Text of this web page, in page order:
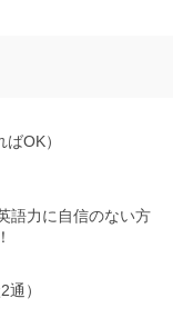
OK）
語力に自信のない方
）